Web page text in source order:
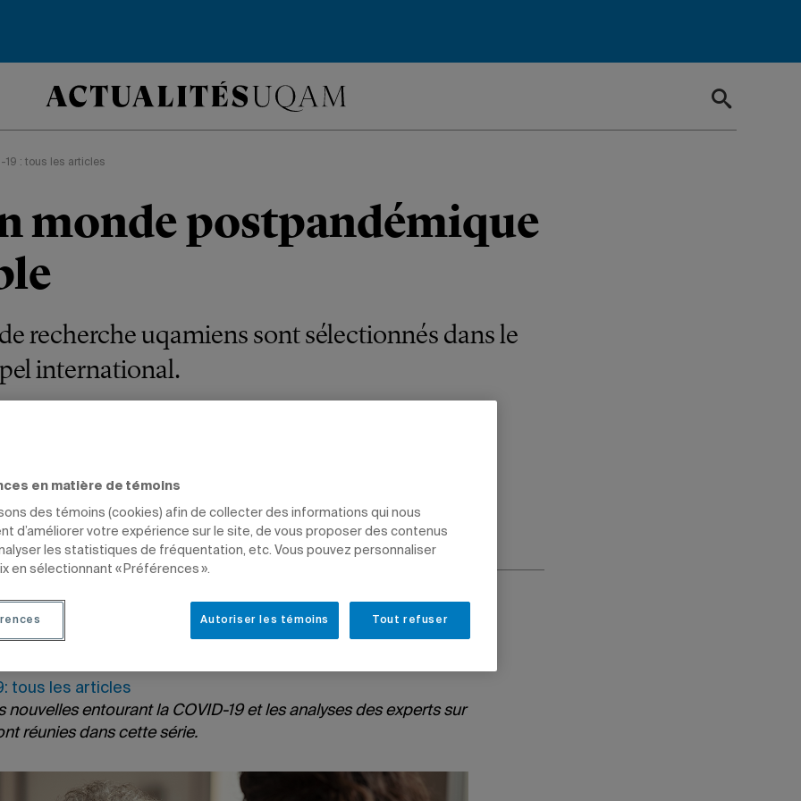
19 : tous les articles
monde postpandémique
recherche uqamiens sont sélectionnés dans le
international.
articles
COVID-19 / ANALYSES D'EXPERTS
à 13 h 03
juin 2022 à 13 h 09
tous les articles
nouvelles entourant la COVID-19 et les analyses des experts sur
réunies dans cette série.
en matière de témoins
des témoins (cookies) afin de collecter des informations qui nous
d’améliorer votre expérience sur le site, de vous proposer des contenus
les statistiques de fréquentation, etc. Vous pouvez personnaliser
en sélectionnant « Préférences ».
Tout refuser
Autoriser les témoins